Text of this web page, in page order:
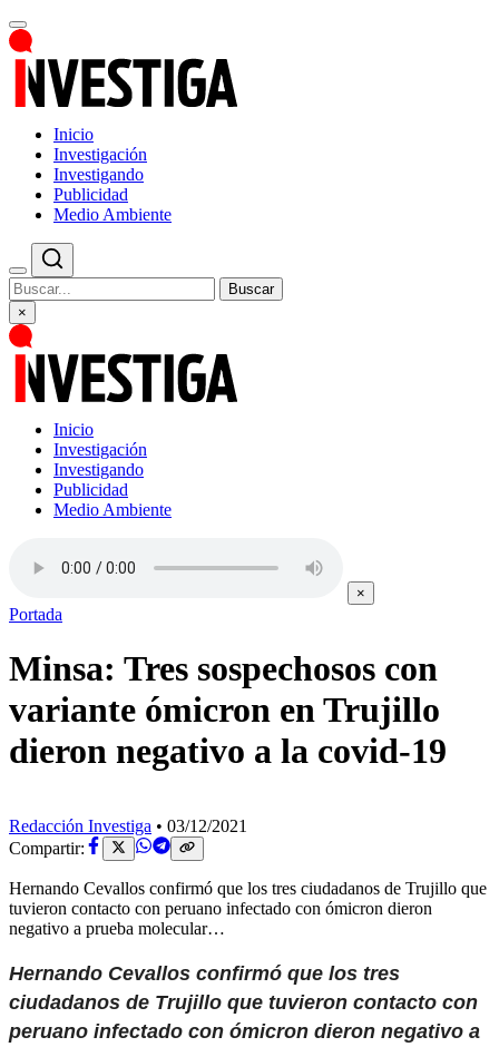
Inicio
Investigación
Investigando
Publicidad
Medio Ambiente
Buscar
×
Inicio
Investigación
Investigando
Publicidad
Medio Ambiente
×
Portada
Minsa: Tres sospechosos con
variante ómicron en Trujillo
dieron negativo a la covid-19
Redacción Investiga • 03/12/2021
Compartir:
Hernando Cevallos confirmó que los tres ciudadanos de Trujillo que
tuvieron contacto con peruano infectado con ómicron dieron
negativo a prueba molecular…
Hernando Cevallos confirmó que los tres
ciudadanos de Trujillo que tuvieron contacto con
peruano infectado con ómicron dieron negativo a